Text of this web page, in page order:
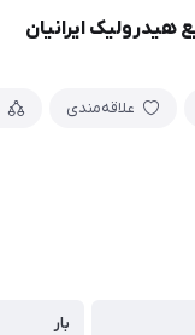
علاقه‌مندی
بار